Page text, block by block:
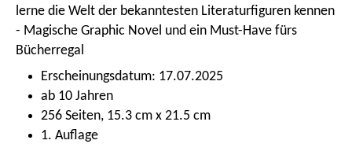
lerne die Welt der bekanntesten Literaturfiguren kennen
- Magische Graphic Novel und ein Must-Have fürs
Bücherregal
Erscheinungsdatum: 17.07.2025
ab 10 Jahren
256 Seiten, 15.3 cm x 21.5 cm
1. Auflage